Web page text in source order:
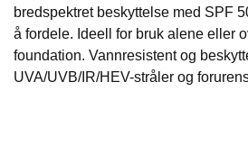
bredspektret beskyttelse med SPF
å fordele. Ideell for bruk alene eller
foundation. Vannresistent og
UVA/UVB/IR/HEV-stråler og